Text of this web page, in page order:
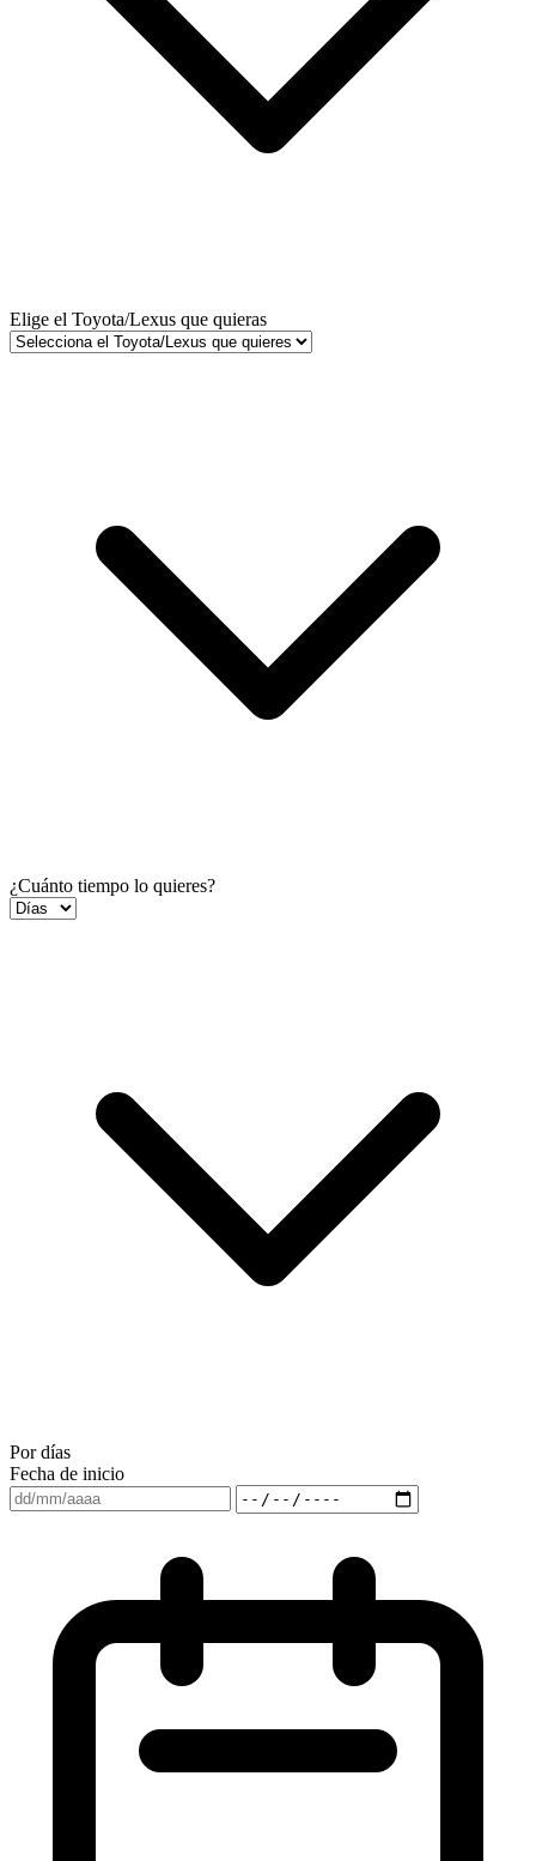
Elige el Toyota/Lexus que quieras
¿Cuánto tiempo lo quieres?
Por días
Fecha de inicio